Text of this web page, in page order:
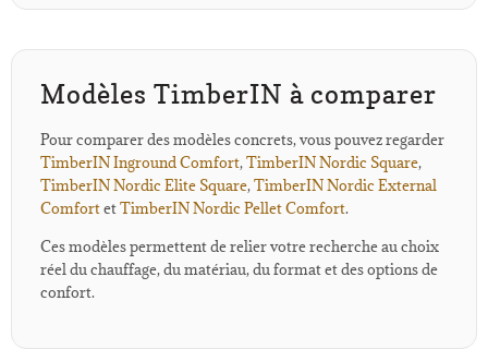
Modèles TimberIN à comparer
Pour comparer des modèles concrets, vous pouvez regarder
TimberIN Inground Comfort, TimberIN Nordic Square,
TimberIN Nordic Elite Square, TimberIN Nordic External
ComfortetTimberIN Nordic Pellet Comfort.
Ces modèles permettent de relier votre recherche au choix
réel du chauffage, du matériau, du format et des options de
confort.